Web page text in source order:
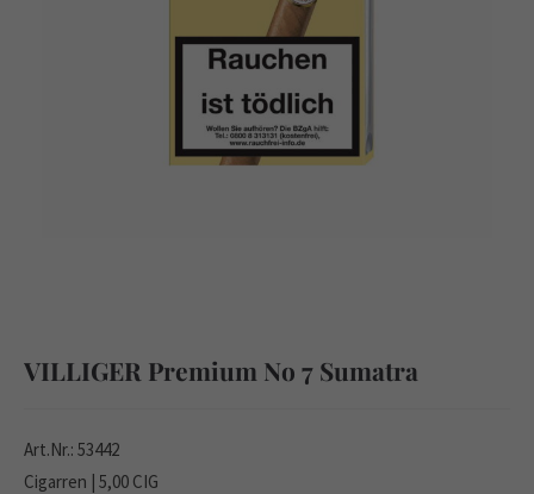
VILLIGER Premium No 7 Sumatra
Art.Nr.: 53442
Cigarren | 5,00 CIG